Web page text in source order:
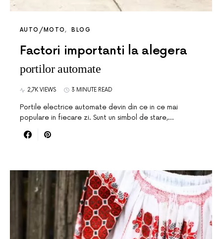
AUTO/MOTO BLOG
Factori importanti la alegera
portilor automate
2,7K VIEWS 3 MINUTE READ
Portile electrice automate devin din ce in ce mai
populare in fiecare zi. Sunt un simbol de stare,…